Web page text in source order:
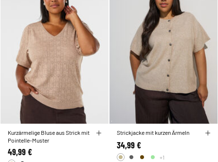
Kurzärmelige Bluse aus Strick mit
Pointelle-Muster
49,99 €
Strickjacke mit kurzen Ärmeln
34,99 €
+1